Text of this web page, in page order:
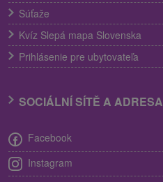
Súťaže
Kvíz Slepá mapa Slovenska
Prihlásenie pre ubytovateľa
SOCIÁLNÍ SÍTĚ A ADRESA
Facebook
Instagram